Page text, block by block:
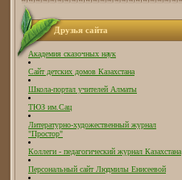
Друзья сайта
Академия сказочных наук
Сайт детских домов Казахстана
Школа-портал учителей Алматы
ТЮЗ им.Сац
Литературно-художественный журнал
"Простор"
Коллеги - педагогический журнал Казахстана
Персональный сайт Людмилы Енисеевой